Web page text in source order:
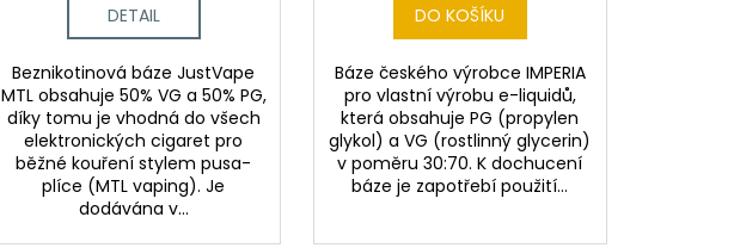
DETAIL
Beznikotinová báze JustVape
MTL obsahuje 50% VG a 50% PG,
díky tomu je vhodná do všech
elektronických cigaret pro
běžné kouření stylem pusa-
plíce (MTL vaping). Je
dodávána v...
DO KOŠÍKU
Báze českého výrobce IMPERIA
pro vlastní výrobu e-liquidů,
která obsahuje PG (propylen
glykol) a VG (rostlinný glycerin)
v poměru 30:70. K dochucení
báze je zapotřebí použití...